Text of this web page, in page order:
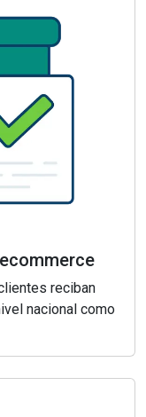
reciban
nacional como